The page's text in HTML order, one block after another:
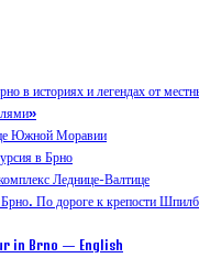
в историях и легендах от
Южной Моравии
в Брно
Леднице-Валтице
По дороге к крепости
in Brno — English